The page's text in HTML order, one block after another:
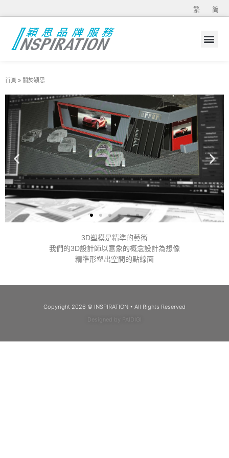
繁 简
首頁 » 關於穎思
3D塑模是精準的藝術
我們的3D設計師以意象的概念設計為想像
精準形塑出空間的點線面
Copyright 2026 © INSPIRATION • All Rights Reserved
Designed by PAIDIGI